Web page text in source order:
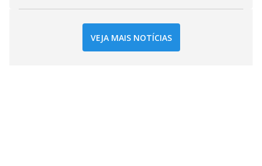
VEJA MAIS NOTÍCIAS